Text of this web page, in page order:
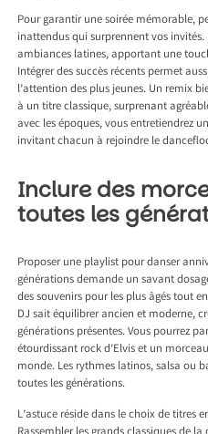
Pour garantir une soirée mémorable,
inattendus qui surprennent vos
ambiances latines, apportant une
Intégrer des succès récents permet
l’attention des plus jeunes. Un remix
à un titre classique, surprenant
avec les époques, vous entretiendrez
invitant chacun à rejoindre le
Inclure des
toutes les
Proposer une playlist pour danser
générations demande un savant
des souvenirs pour les plus âgés tout
DJ sait équilibrer ancien et moderne,
générations présentes. Vous pourrez
étourdissant rock d’Elvis et un
monde. Les rythmes latinos, salsa ou
toutes les générations.
L’astuce réside dans le choix de titres